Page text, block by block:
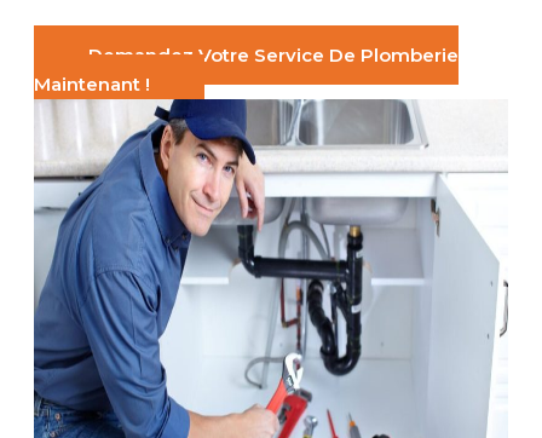
Demandez Votre Service De Plomberie
Maintenant !